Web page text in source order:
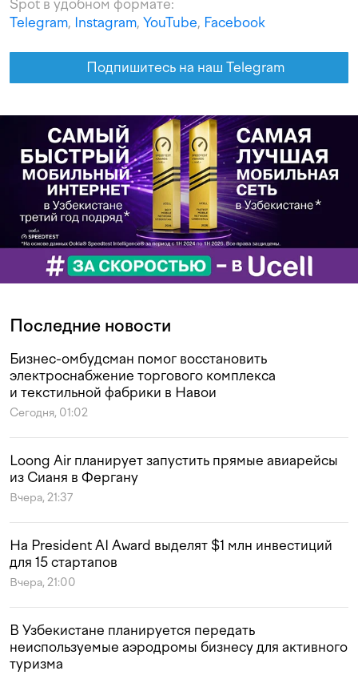
Spot в удобном формате:
Telegram, Instagram, YouTube, Facebook
Подпишитесь на наш Telegram
Последние новости
Бизнес-омбудсман помог восстановить
электроснабжение торгового комплекса
и текстильной фабрики в Навои
Сегодня, 01:02
Loong Air планирует запустить прямые авиарейсы
из Сианя в Фергану
Вчера, 21:37
На President AI Award выделят $1 млн инвестиций
для 15 стартапов
Вчера, 21:00
В Узбекистане планируется передать
неиспользуемые аэродромы бизнесу для активного
туризма